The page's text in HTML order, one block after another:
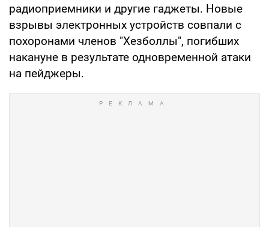
радиоприемники и другие гаджеты. Новые
взрывы электронных устройств совпали с
похоронами членов "Хезболлы", погибших
накануне в результате одновременной атаки
на пейджеры.